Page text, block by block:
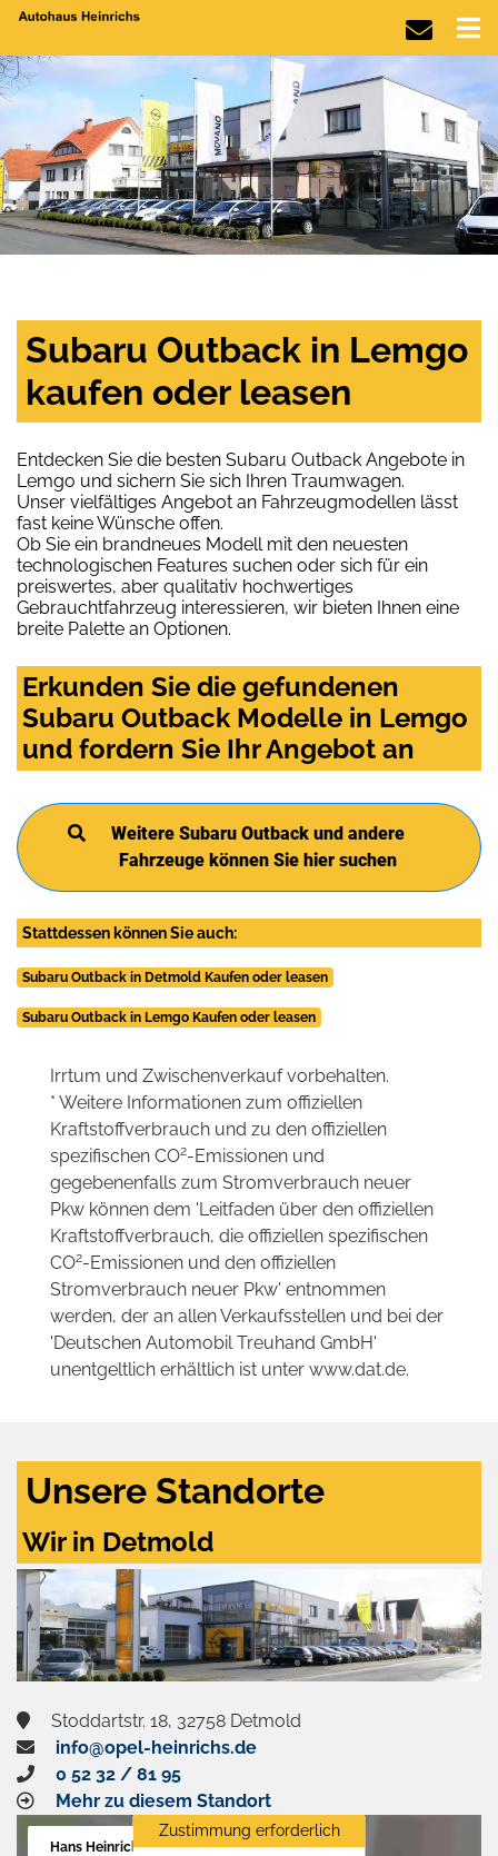
Subaru Outback in Lemgo
kaufen oder leasen
Entdecken Sie die besten Subaru Outback Angebote in
Lemgo und sichern Sie sich Ihren Traumwagen.
Unser vielfältiges Angebot an Fahrzeugmodellen lässt
fast keine Wünsche offen.
Ob Sie ein brandneues Modell mit den neuesten
technologischen Features suchen oder sich für ein
preiswertes, aber qualitativ hochwertiges
Gebrauchtfahrzeug interessieren, wir bieten Ihnen eine
breite Palette an Optionen.
Erkunden Sie die gefundenen
Subaru Outback Modelle in Lemgo
und fordern Sie Ihr Angebot an
Weitere Subaru Outback und andere
Fahrzeuge können Sie hier suchen
Stattdessen können Sie auch:
Subaru Outback in Detmold Kaufen oder leasen
Subaru Outback in Lemgo Kaufen oder leasen
Irrtum und Zwischenverkauf vorbehalten.
* Weitere Informationen zum offiziellen
Kraftstoffverbrauch und zu den offiziellen
spezifischen CO2-Emissionen und
gegebenenfalls zum Stromverbrauch neuer
Pkw können dem 'Leitfaden über den offiziellen
Kraftstoffverbrauch, die offiziellen spezifischen
CO2-Emissionen und den offiziellen
Stromverbrauch neuer Pkw' entnommen
werden, der an allen Verkaufsstellen und bei der
'Deutschen Automobil Treuhand GmbH'
unentgeltlich erhältlich ist unter www.dat.de.
Unsere Standorte
Wir in Detmold
Stoddartstr. 18, 32758 Detmold
info@opel-heinrichs.de
0 52 32 / 81 95
Mehr zu diesem Standort
Hans Heinrichs GmbH
Zustimmung erforderlich